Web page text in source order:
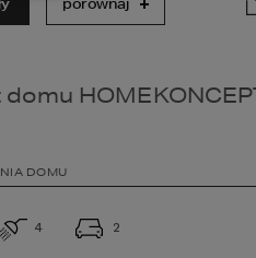
porównaj
DOMU
4 2